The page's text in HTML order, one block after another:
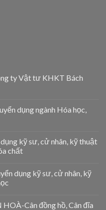
ty Vật tư KHKT Bách
dụng ngành Hóa học,
kỹ sư, cử nhân, kỹ thuật
chất
dụng kỹ sư, cử nhân, kỹ
Cân đồng hồ, Cân đĩa